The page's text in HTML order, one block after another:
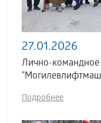
27.01.2026
Лично-
Подробнее